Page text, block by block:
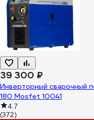
39 300 ₽
Инверторный сварочный
180 Mosfet 10041
4.7
(372)